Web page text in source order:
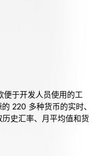
便于开发人员使用的工
220 多种货币的实时、
史汇率、月平均值和货